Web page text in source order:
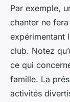
Par exemple,
chanter ne
expérimentant
club. Notez
ce qui
famille. La
activités